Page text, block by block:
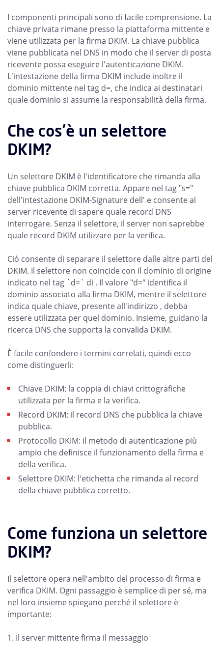
I componenti principali sono di facile comprensione. La
chiave privata rimane presso la piattaforma mittente e
viene utilizzata per la firma DKIM. La chiave pubblica
viene pubblicata nel DNS in modo che il server di posta
ricevente possa eseguire l'autenticazione DKIM.
L'intestazione della firma DKIM include inoltre il
dominio mittente nel tag d=, che indica ai destinatari
quale dominio si assume la responsabilità della firma.
Che cos’è un selettore
DKIM?
Un selettore DKIM è l'identificatore che rimanda alla
chiave pubblica DKIM corretta. Appare nel tag "s="
dell'intestazione DKIM-Signature dell' e consente al
server ricevente di sapere quale record DNS
interrogare. Senza il selettore, il server non saprebbe
quale record DKIM utilizzare per la verifica.
Ciò consente di separare il selettore dalle altre parti del
DKIM. Il selettore non coincide con il dominio di origine
indicato nel tag `d=` di . Il valore "d=" identifica il
dominio associato alla firma DKIM, mentre il selettore
indica quale chiave, presente all'indirizzo , debba
essere utilizzata per quel dominio. Insieme, guidano la
ricerca DNS che supporta la convalida DKIM.
È facile confondere i termini correlati, quindi ecco
come distinguerli:
Chiave DKIM: la coppia di chiavi crittografiche
utilizzata per la firma e la verifica.
Record DKIM: il record DNS che pubblica la chiave
pubblica.
Protocollo DKIM: il metodo di autenticazione più
ampio che definisce il funzionamento della firma e
della verifica.
Selettore DKIM: l'etichetta che rimanda al record
della chiave pubblica corretto.
Come funziona un selettore
DKIM?
Il selettore opera nell'ambito del processo di firma e
verifica DKIM. Ogni passaggio è semplice di per sé, ma
nel loro insieme spiegano perché il selettore è
importante:
1. Il server mittente firma il messaggio